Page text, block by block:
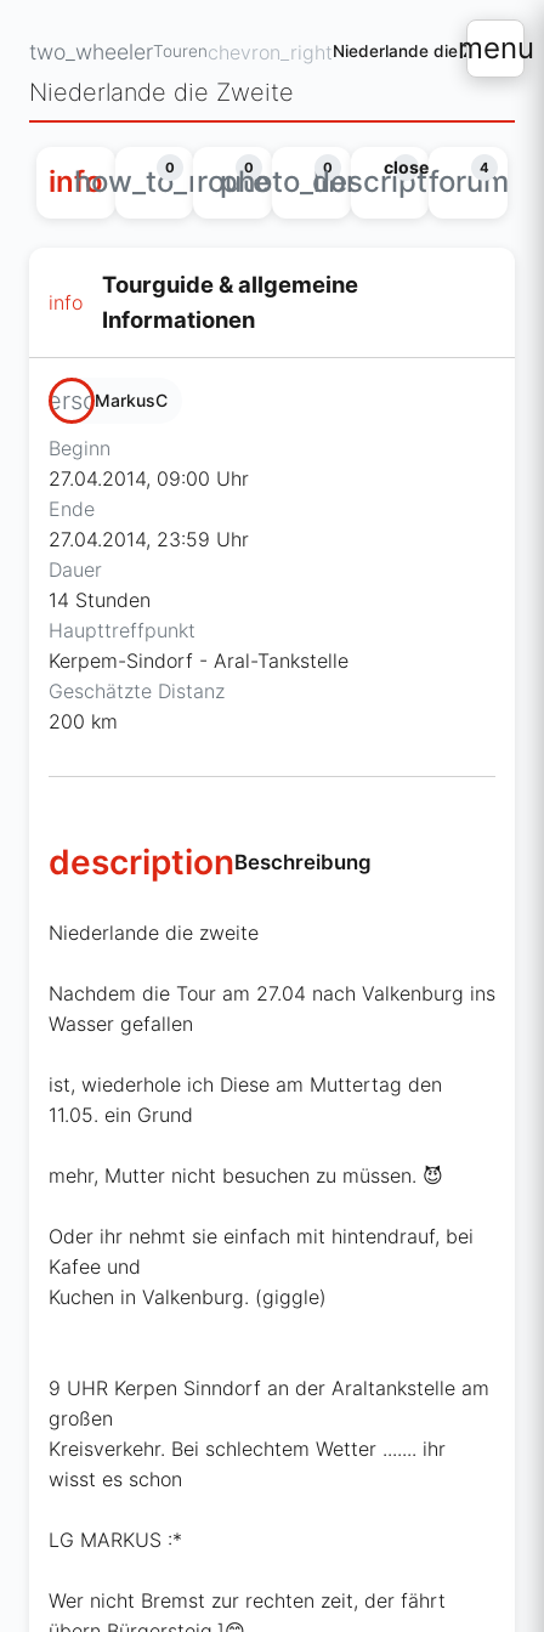
menu
two_wheelerTourenchevron_rightNiederlande die Zweite
Niederlande die Zweite
infohow_to_reg
0 route
0
photo_library
0
description
closeforum
4
info
Tourguide & allgemeine
Informationen
personMarkusC
Beginn
27.04.2014, 09:00 Uhr
Ende
27.04.2014, 23:59 Uhr
Dauer
14 Stunden
Haupttreffpunkt
Kerpem-Sindorf - Aral-Tankstelle
Geschätzte Distanz
200 km
descriptionBeschreibung
Niederlande die zweite
Nachdem die Tour am 27.04 nach Valkenburg ins
Wasser gefallen
ist, wiederhole ich Diese am Muttertag den
11.05. ein Grund
mehr, Mutter nicht besuchen zu müssen. 😈
Oder ihr nehmt sie einfach mit hintendrauf, bei
Kafee und
Kuchen in Valkenburg. (giggle)
9 UHR Kerpen Sinndorf an der Araltankstelle am
großen
Kreisverkehr. Bei schlechtem Wetter ....... ihr
wisst es schon
LG MARKUS :*
Wer nicht Bremst zur rechten zeit, der fährt